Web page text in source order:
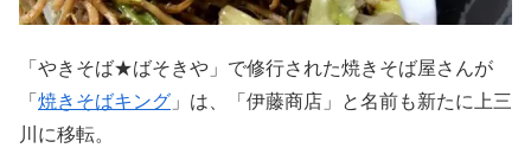
「やきそば★ばそきや」で修行された焼きそば屋さんが
「 焼きそばキング 」は、「伊藤商店」と名前も新たに上三
川に移転。